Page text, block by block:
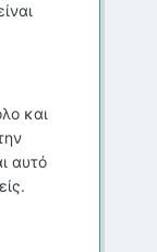
και
αυτό